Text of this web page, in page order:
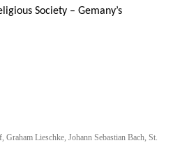
Society – Gemany’s
, Graham Lieschke, Johann Sebastian Bach, St.